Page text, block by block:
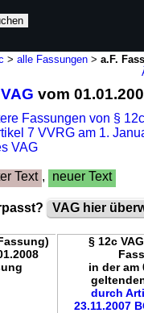
>alle Fassungen >a.F.
vom
Fassungen von §
7 VVRG am 1.
VAG
Text , neuer Text
VAG hier
§ 12c
in der am
durch
23.11.2007